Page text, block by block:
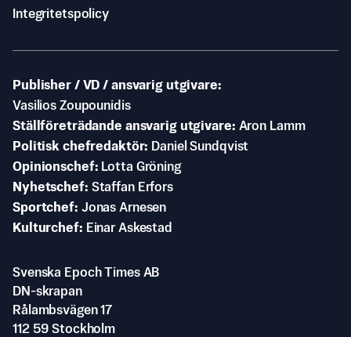
Integritetspolicy
Publisher / VD / ansvarig utgivare
Vasilios Zoupounidis
Ställföreträdande ansvarig utgivare Aron Lamm
Politisk chefredaktör
Daniel Sundqvist
Opinionschef
Lotta Gröning
Nyhetschef Staffan Erfors
Sportchef Jonas Arnesen
Kulturchef
Einar Askestad
Svenska Epoch Times AB
DN-skrapan
Rålambsvägen 17
112 59 Stockholm